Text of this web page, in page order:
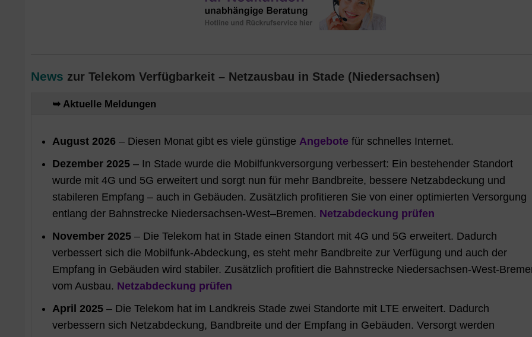
News zur Telekom Verfügbarkeit – Netzausbau in Stade (Niedersachsen)
➥ Aktuelle Meldungen
August 2026 – Diesen Monat gibt es viele günstige Angebote für schnelles Internet.
Dezember 2025 – In Stade wurde die Mobilfunkversorgung verbessert: Ein bestehender Standort
wurde mit 4G und 5G erweitert und sorgt nun für mehr Bandbreite, bessere Netzabdeckung und
stabileren Empfang – auch in Gebäuden. Zusätzlich profitieren Sie von einer optimierten Versorgung
entlang der Bahnstrecke Niedersachsen-West–Bremen. Netzabdeckung prüfen
November 2025 – Die Telekom hat in Stade einen Standort mit 4G und 5G erweitert. Dadurch
verbessert sich die Mobilfunk-Abdeckung, es steht mehr Bandbreite zur Verfügung und auch der
Empfang in Gebäuden wird stabiler. Zusätzlich profitiert die Bahnstrecke Niedersachsen-West-
vom Ausbau. Netzabdeckung prüfen
April 2025 – Die Telekom hat im Landkreis Stade zwei Standorte mit LTE erweitert. Dadurch
verbessern sich Netzabdeckung, Bandbreite und der Empfang in Gebäuden. Versorgt werden